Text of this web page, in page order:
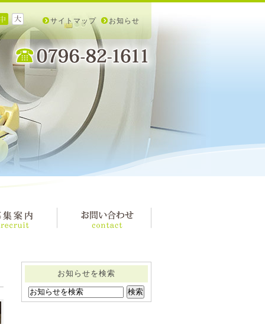
サイトマップ お知らせ
お知らせを検索